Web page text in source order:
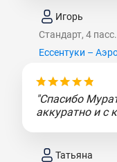
Игорь
Стандарт, 4 пасс.
Ессентуки –
"Спасибо
аккуратно и с
Татьяна